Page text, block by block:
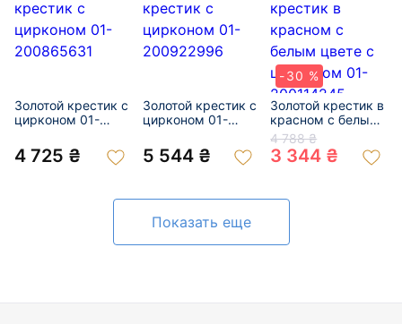
Золотой крестик с
цирконом 01-
4 725 ₴
Золотой крестик с
цирконом 01-
5 544 ₴
-30 %
Золотой крестик в
красном с белым
цвете с цирконом
01-200114245
4 788 ₴
3 344 ₴
Показать еще